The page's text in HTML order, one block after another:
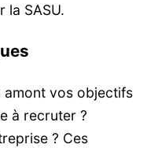
la SASU.
amont vos objectifs
à recruter ?
? Ces